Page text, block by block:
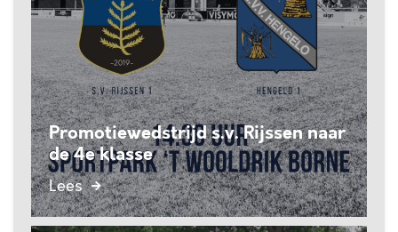
Promotiewedstrijd s.v. Rijssen naar
de 4e klasse
Lees